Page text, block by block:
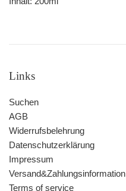
Links
Suchen
AGB
Widerrufsbelehrung
Datenschutzerklärung
Impressum
Versand&Zahlungsinformation
Terms of service